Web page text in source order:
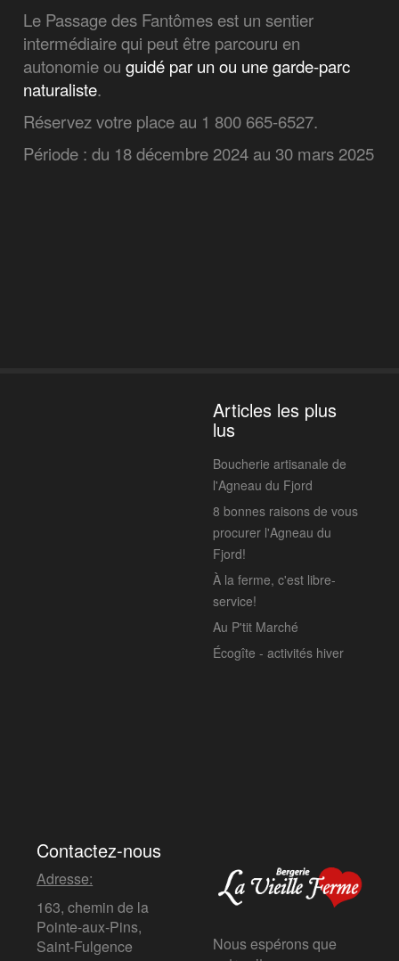
Le Passage des Fantômes est un sentier
intermédiaire qui peut être parcouru en
autonomie ouguidé par un ou une garde-parc
naturaliste.
Réservez votre place au 1 800 665-6527.
Période : du 18 décembre 2024 au 30 mars 2025
Articles les plus
lus
Boucherie artisanale de
l'Agneau du Fjord
8 bonnes raisons de vous
procurer l'Agneau du
Fjord!
À la ferme, c'est libre-
service!
Au P'tit Marché
Écogîte - activités hiver
Contactez-nous
Adresse:
163, chemin de la
Pointe-aux-Pins,
Saint-Fulgence
Nous espérons que